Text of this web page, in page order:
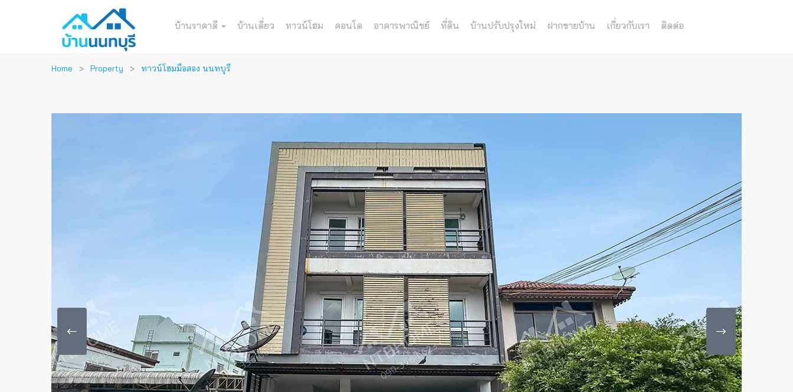
บ้านราคาดี บ้านเดี่ยว ทาวน์โฮม คอนโด อาคารพาณิชย์ ที่ดิน บ้านปรับปรุงใหม่ ฝากขายบ้าน เกี่ยวกับเรา ติดต่อ
Home Property ทาวน์โฮมมือสอง นนทบุรี